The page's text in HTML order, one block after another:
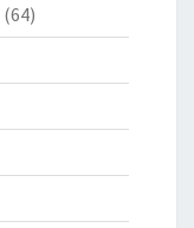
(64)